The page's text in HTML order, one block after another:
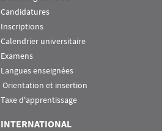
Candidatures
Inscriptions
Calendrier universitaire
Examens
Langues enseignées
Orientation et insertion
Taxe d'apprentissage
INTERNATIONAL